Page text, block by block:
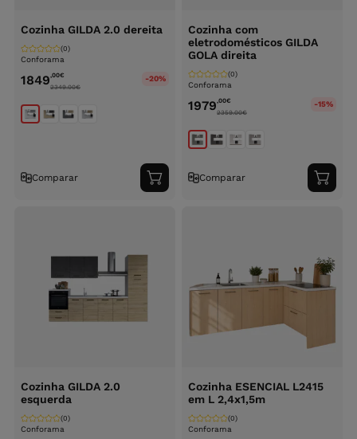
Cozinha GILDA 2.0 dereita
Conforama
(0)
1849,00€
2349.00€
-20%
Comparar
Adicionar
ao
Cozinha com
eletrodomésticos GILDA
GOLA direita
Conforama
(0)
1979,00€
2359.00€
-15%
Comparar
ao
Cozinha GILDA 2.0
esquerda
Conforama
(0)
Cozinha ESENCIAL L2415
em L 2,4x1,5m
Conforama
(0)